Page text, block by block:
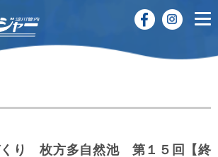
くり 枚方多自然池 第１５回【終